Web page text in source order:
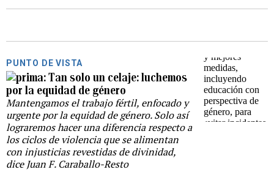
PUNTO DE VISTA
Tan solo un celaje: luchemos
por la equidad de género
Mantengamos el trabajo fértil, enfocado y
urgente por la equidad de género. Solo así
lograremos hacer una diferencia respecto a
los ciclos de violencia que se alimentan
con injusticias revestidas de divinidad,
dice Juan F. Caraballo-Resto